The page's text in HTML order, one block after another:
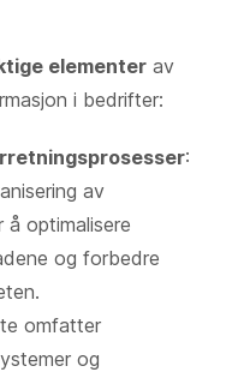
elementerav
i bedrifter:
:
av
optimalisere
og forbedre
omfatter
og